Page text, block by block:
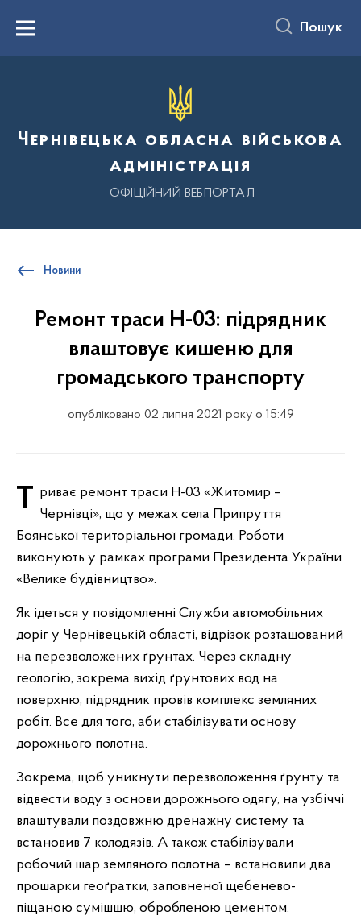
вмістуMenu Пошук
Чернівецька обласна військова
адміністрація
ОФІЦІЙНИЙ ВЕБПОРТАЛ
Новини
Ремонт траси Н-03: підрядник
влаштовує кишеню для
громадського транспорту
опубліковано 02 липня 2021 року о 15:49
Триває ремонт траси Н-03 «Житомир – Чернівці», що у межах села Припруття
Боянської територіальної громади. Роботи
виконують у рамках програми Президента України
«Велике будівництво».
Як ідеться у повідомленні Служби автомобільних
доріг у Чернівецькій області, відрізок розташований
на перезволожених ґрунтах. Через складну
геологію, зокрема вихід ґрунтових вод на
поверхню, підрядник провів комплекс земляних
робіт. Все для того, аби стабілізувати основу
дорожнього полотна.
Зокрема, щоб уникнути перезволоження ґрунту та
відвести воду з основи дорожнього одягу, на узбіччі
влаштували поздовжню дренажну систему та
встановив 7 колодязів. А також стабілізували
робочий шар земляного полотна – встановили два
прошарки геоґратки, заповненої щебенево-
піщаною сумішшю, обробленою цементом.